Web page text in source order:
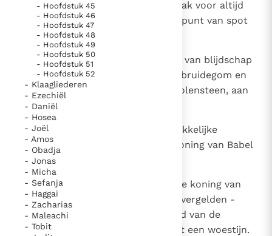
- Hoofdstuk 45
- Hoofdstuk 46
- Hoofdstuk 47
- Hoofdstuk 48
- Hoofdstuk 49
- Hoofdstuk 50
- Hoofdstuk 51
- Hoofdstuk 52
- Klaagliederen
- Ezechiël
- Daniël
- Hosea
- Joël
- Amos
- Obadja
- Jonas
- Micha
- Sefanja
- Haggai
- Zacharias
- Maleachi
- Tobit
omgeving. Ik vernietig hen en maak voor altijd
hen tot een schrikbeeld, een mikpunt van spot
en smaad.
Ik maak een eind aan hun kreten van blijdschap
en vreugde, aan het zingen voor bruidegom en
bruid, aan het knarsen van de molensteen, aan
het licht van de lamp.
Het hele land wordt een verschrikkelijke
puinhoop. De volken zullen de koning van Babel
dienstbaar zijn, zeventig jaar.
Maar na die zeventig jaar zal Ik de koning van
Babel en zijn volk hun misdaden vergelden -
godsspraak van Jahwe -. Het land van de
Chaldeeën maak Ik voor altijd tot een woestijn.